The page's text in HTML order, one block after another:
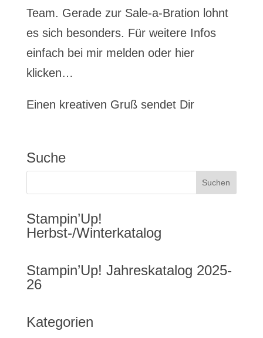
Team. Gerade zur Sale-a-Bration lohnt
es sich besonders. Für weitere Infos
einfach bei mir melden oder hier
klicken…
Einen kreativen Gruß sendet Dir
Suche
Stampin’Up!
Herbst-/Winterkatalog
Stampin’Up! Jahreskatalog 2025-
26
Kategorien